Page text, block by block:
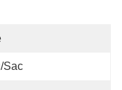
sac